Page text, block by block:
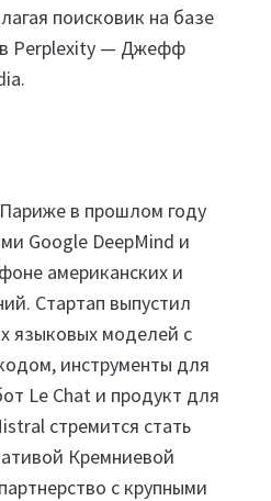
поисковик на базе
Perplexity — Джефф
в прошлом году
Google DeepMind и
американских и
Стартап выпустил
языковых моделей с
инструменты для
Le Chat и продукт для
стремится стать
Кремниевой
с крупными